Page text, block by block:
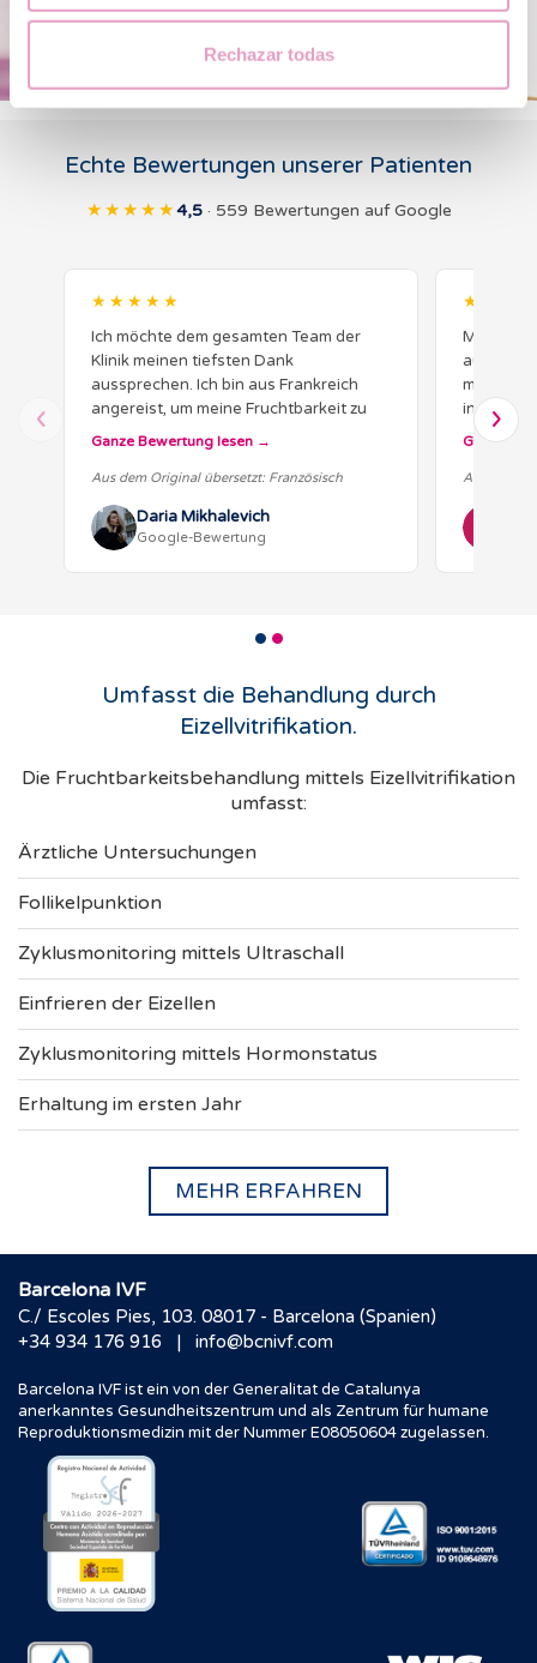
Rechazar todas
Echte Bewertungen unserer Patienten
★★★★★4,5· 559 Bewertungen auf Google
★★★★★
Ich möchte dem gesamten Team der
Klinik meinen tiefsten Dank
aussprechen. Ich bin aus Frankreich
angereist, um meine Fruchtbarkeit zu
erhalten (Eizellen einfrieren zu lassen),
bis Ende…
Ganze Bewertung lesen
Aus dem Original übersetzt: Französisch
Daria Mikhalevich
Google-Bewertung
Meine
mich
fühlte ich
Ganze
Aus dem
Umfasst die Behandlung durch
Eizellvitrifikation.
Die Fruchtbarkeitsbehandlung mittels Eizellvitrifikation
umfasst:
Ärztliche Untersuchungen
Follikelpunktion
Zyklusmonitoring mittels Ultraschall
Einfrieren der Eizellen
Zyklusmonitoring mittels Hormonstatus
Erhaltung im ersten Jahr
MEHR ERFAHREN
Barcelona IVF
C./ Escoles Pies, 103. 08017 - Barcelona (Spanien)
+34 934 176 916
| info@bcnivf.com
Barcelona IVF ist ein von der Generalitat de Catalunya
anerkanntes Gesundheitszentrum und als Zentrum für humane
Reproduktionsmedizin mit der Nummer E08050604 zugelassen.